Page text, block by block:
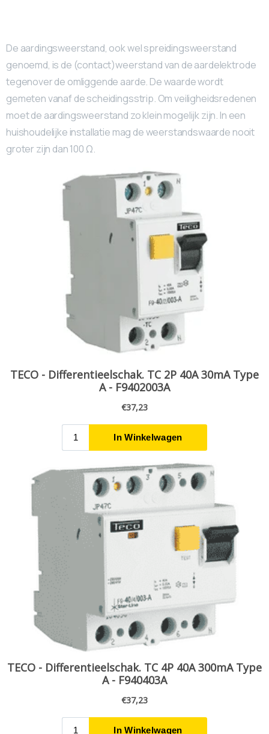
De aardingsweerstand, ook wel spreidingsweerstand
genoemd, is de (contact)weerstand van de aardelektrode
tegenover de omliggende aarde. De waarde wordt
gemeten vanaf de scheidingsstrip. Om veiligheidsredenen
moet de aardingsweerstand zo klein mogelijk zijn. In een
huishoudelijke installatie mag de weerstandswaarde nooit
groter zijn dan 100 Ω.